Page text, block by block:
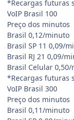
*Recargas futuras
VoIP Brasil 100
Preço dos minutos
Brasil 0,12/minuto
Brasil SP 11 0,09/
Brasil RJ 21 0,09/
Brasil Celular
*Recargas futuras
VoIP Brasil 300
Preço dos minutos
Brasil 0,11/minuto